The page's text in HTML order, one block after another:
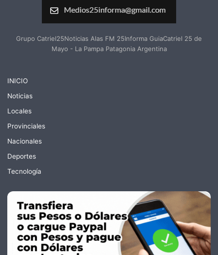
Grupo Catriel25Noticias Alas FM 25Informa GuiaCatriel 25 de
Mayo - La Pampa Patagonia Argentina
INICIO
Noticias
Locales
Provinciales
Nacionales
Deportes
Tecnología